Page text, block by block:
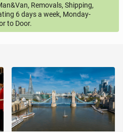
Removals, Shipping,
6 days a week, Monday-
to Door.